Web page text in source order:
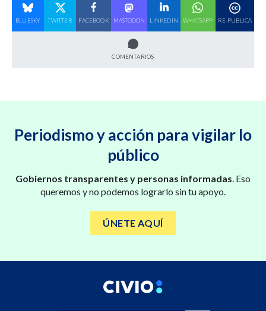
BLUESKY TWITTER FACEBOOK MASTODON LINKEDIN WHATSAPP RE-PUBLICA
COMENTARIOS
Periodismo y acción para vigilar lo
público
Gobiernos transparentes y personas informadas. Eso
queremos y no podemos lograrlo sin tu apoyo.
ÚNETE AQUÍ